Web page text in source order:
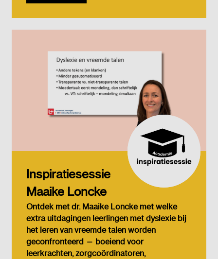
Inspiratiesessie
Maaike Loncke
Ontdek met dr. Maaike Loncke met welke
extra uitdagingen leerlingen met dyslexie bij
het leren van vreemde talen worden
geconfronteerd — boeiend voor
leerkrachten, zorgcoördinatoren,